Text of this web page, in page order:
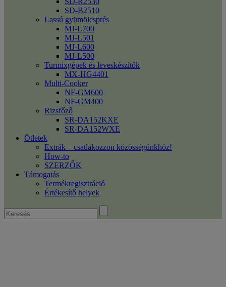
SD-B2510
Lassú gyümölcsprés
MJ-L700
MJ-L501
MJ-L600
MJ-L500
Turmixgépek és leveskészítők
MX-HG4401
Multi-Cooker
NF-GM600
NF-GM400
Rizsfőző
SR-DA152KXE
SR-DA152WXE
Ötletek
Extrák – csatlakozzon közösségünkhöz!
How-to
SZERZŐK
Támogatás
Termékregisztráció
Értékesítő helyek